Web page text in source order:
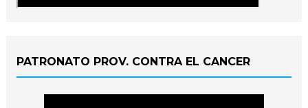
PATRONATO PROV. CONTRA EL CANCER